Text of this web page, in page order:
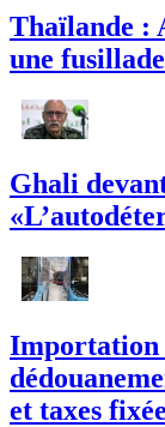
Thaïlande :
une
Ghali
Importation
et taxes